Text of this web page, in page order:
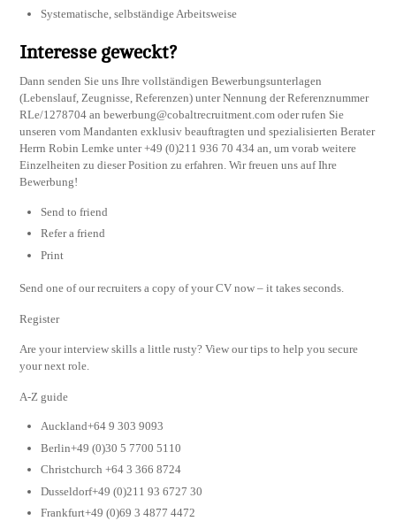
Systematische, selbständige Arbeitsweise
Interesse geweckt?
Dann senden Sie uns Ihre vollständigen Bewerbungsunterlagen
(Lebenslauf, Zeugnisse, Referenzen) unter Nennung der Referenznummer
RLe/1278704 anbewerbung@cobaltrecruitment.com oder rufen Sie
unseren vom Mandanten exklusiv beauftragten und spezialisierten Berater
Herrn Robin Lemke unter +49 (0)211 936 70 434 an, um vorab weitere
Einzelheiten zu dieser Position zu erfahren. Wir freuen uns auf Ihre
Bewerbung!
Send to friend
Refer a friend
Print
Send one of our recruiters a copy of your CV now – it takes seconds.
Register
Are your interview skills a little rusty? View our tips to help you secure
your next role.
A-Z guide
Auckland+64 9 303 9093
Berlin+49 (0)30 5 7700 5110
Christchurch +64 3 366 8724
Dusseldorf+49 (0)211 93 6727 30
Frankfurt+49 (0)69 3 4877 4472